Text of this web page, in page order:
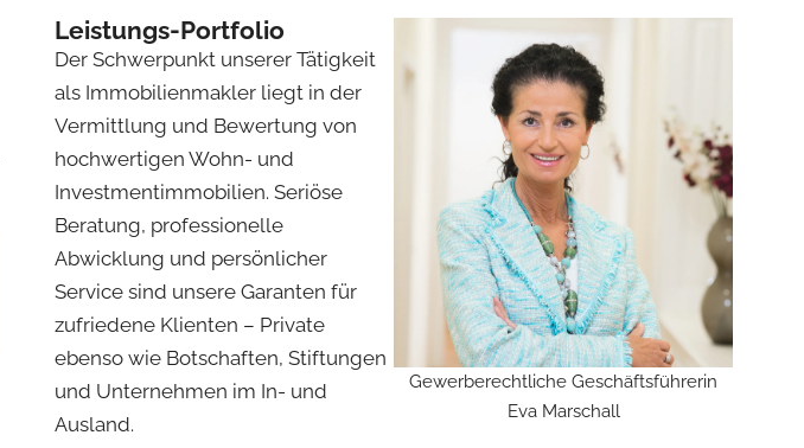
Leistungs-Portfolio
Der Schwerpunkt unserer Tätigkeit
als Immobilienmakler liegt in der
Vermittlung und Bewertung von
hochwertigen Wohn- und
Investmentimmobilien. Seriöse
Beratung, professionelle
Abwicklung und persönlicher
Service sind unsere Garanten für
zufriedene Klienten – Private
ebenso wie Botschaften, Stiftungen
und Unternehmen im In- und
Ausland.
Gewerberechtliche Geschäftsführerin
Eva Marschall